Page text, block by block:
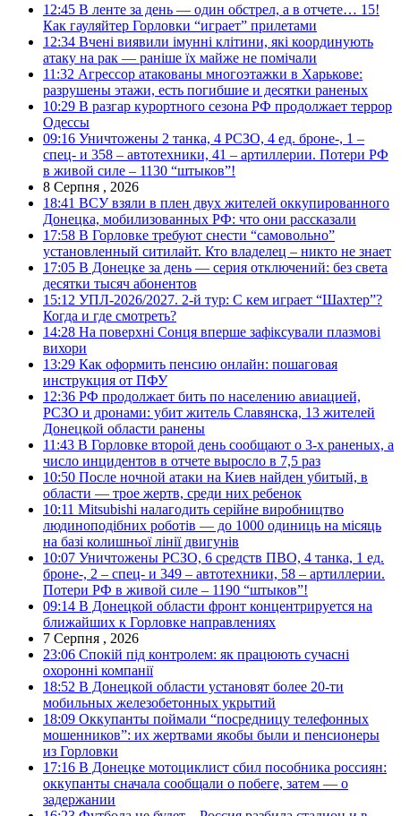
12:45 В ленте за день — один обстрел, а в отчете… 15!
Как гауляйтер Горловки “играет” прилетами
12:34 Вчені виявили імунні клітини, які координують
атаку на рак — раніше їх майже не помічали
11:32 Агрессор атакованы многоэтажки в Харькове:
разрушены этажи, есть погибшие и десятки раненых
10:29 В разгар курортного сезона РФ продолжает террор
Одессы
09:16 Уничтожены 2 танка, 4 РСЗО, 4 ед. броне-, 1 –
спец- и 358 – автотехники, 41 – артиллерии. Потери РФ
в живой силе – 1130 “штыков”!
8 Серпня , 2026
18:41 ВСУ взяли в плен двух жителей оккупированного
Донецка, мобилизованных РФ: что они рассказали
17:58 В Горловке требуют снести “самовольно”
установленный ситилайт. Кто владелец – никто не знает
17:05 В Донецке за день — серия отключений: без света
десятки тысяч абонентов
15:12 УПЛ-2026/2027. 2-й тур: С кем играет “Шахтер”?
Когда и где смотреть?
14:28 На поверхні Сонця вперше зафіксували плазмові
вихори
13:29 Как оформить пенсию онлайн: пошаговая
инструкция от ПФУ
12:36 РФ продолжает бить по населению авиацией,
РСЗО и дронами: убит житель Славянска, 13 жителей
Донецкой области ранены
11:43 В Горловке второй день сообщают о 3-х раненых, а
число инцидентов в отчете выросло в 7,5 раз
10:50 После ночной атаки на Киев найден убитый, в
области — трое жертв, среди них ребенок
10:11 Mitsubishi налагодить серійне виробництво
людиноподібних роботів — до 1000 одиниць на місяць
на базі колишньої лінії двигунів
10:07 Уничтожены РСЗО, 6 средств ПВО, 4 танка, 1 ед.
броне-, 2 – спец- и 349 – автотехники, 58 – артиллерии.
Потери РФ в живой силе – 1190 “штыков”!
09:14 В Донецкой области фронт концентрируется на
ближайших к Горловке направлениях
7 Серпня , 2026
23:06 Спокій під контролем: як працюють сучасні
охоронні компанії
18:52 В Донецкой области установят более 20-ти
мобильных железобетонных укрытий
18:09 Оккупанты поймали “посредницу телефонных
мошенников”: их жертвами якобы были и пенсионеры
из Горловки
17:16 В Донецке мотоциклист сбил пособника россиян:
оккупанты сначала сообщали о побеге, затем — о
задержании